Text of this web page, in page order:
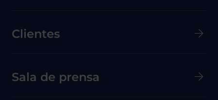
Clientes
Menú secundario de pie de página
Sala de prensa